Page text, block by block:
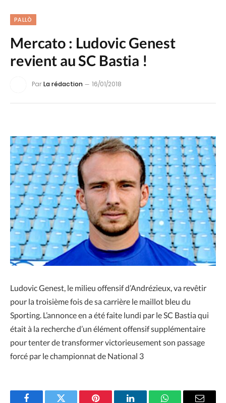
PALLÒ
Mercato : Ludovic Genest
revient au SC Bastia !
ParLa rédaction 16/01/2018
Ludovic Genest, le milieu offensif d’Andrézieux, va revêtir
pour la troisième fois de sa carrière le maillot bleu du
Sporting. L’annonce en a été faite lundi par le SC Bastia qui
était à la recherche d’un élément offensif supplémentaire
pour tenter de transformer victorieusement son passage
forcé par le championnat de National 3